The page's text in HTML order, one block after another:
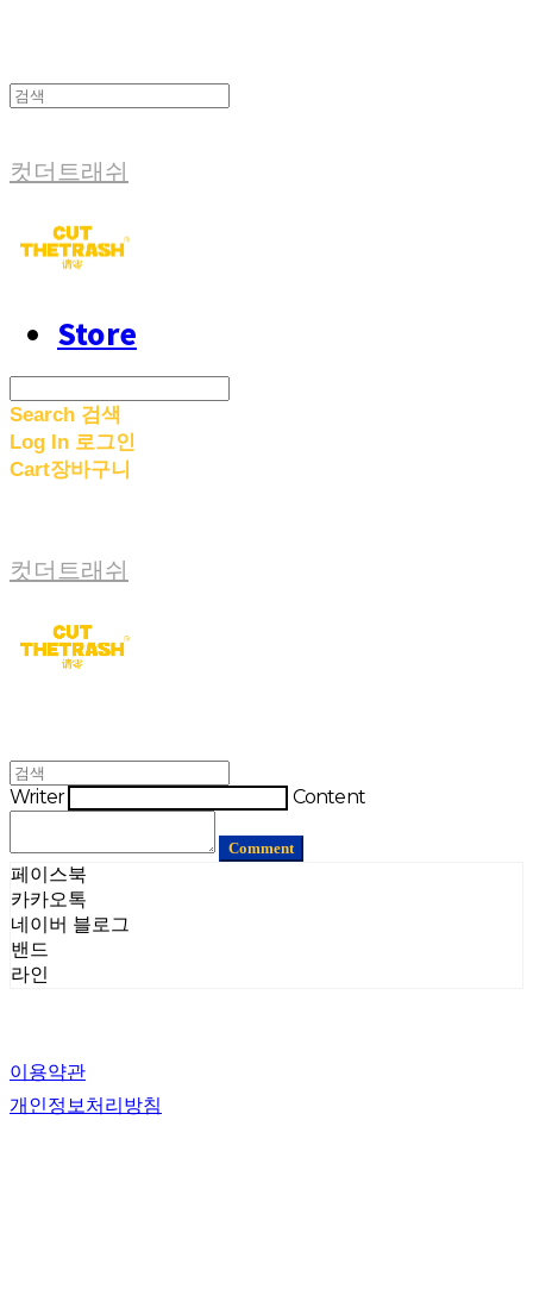
컷더트래쉬
Store
Search 검색
Log In 로그인
Cart장바구니
컷더트래쉬
Writer Content
Comment
페이스북
카카오톡
네이버 블로그
밴드
라인
이용약관
개인정보처리방침